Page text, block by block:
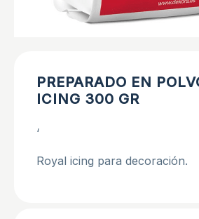
PREPARADO EN
ICING 300 GR
‘
Royal icing para decoración.